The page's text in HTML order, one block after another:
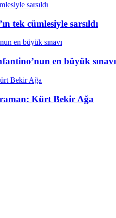
tek cümlesiyle sarsıldı
en büyük sınavı
Kürt Bekir Ağa